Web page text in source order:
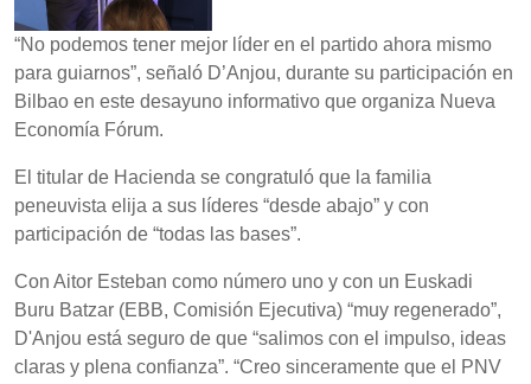
“No podemos tener mejor líder en el partido ahora mismo
para guiarnos”, señaló D’Anjou, durante su participación en
Bilbao en este desayuno informativo que organiza Nueva
Economía Fórum.
El titular de Hacienda se congratuló que la familia
peneuvista elija a sus líderes “desde abajo” y con
participación de “todas las bases”.
Con Aitor Esteban como número uno y con un Euskadi
Buru Batzar (EBB, Comisión Ejecutiva) “muy regenerado”,
D'Anjou está seguro de que “salimos con el impulso, ideas
claras y plena confianza”. “Creo sinceramente que el PNV